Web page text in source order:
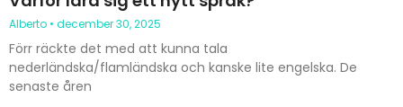
Alberto december 30, 2025
Förr räckte det med att kunna tala
nederländska/flamländska och kanske lite engelska. De
senaste åren